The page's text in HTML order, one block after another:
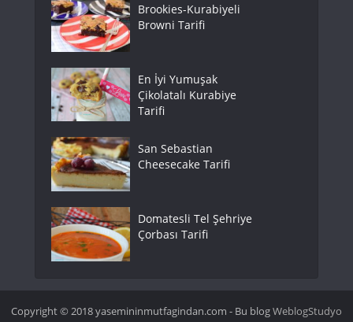
Brookies-Kurabiyeli
Browni Tarifi
En İyi Yumuşak
Çikolatalı Kurabiye
Tarifi
San Sebastian
Cheesecake Tarifi
Domatesli Tel Şehriye
Çorbası Tarifi
Copyright © 2018 yasemininmutfagindan.com - Bu blogWeblogStudyo